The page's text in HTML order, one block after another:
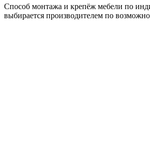
Способ монтажа и крепёж мебели по
выбирается производителем по